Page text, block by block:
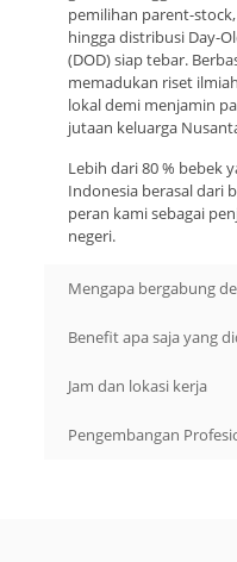
pemilihan parent-
hingga distribusi Day-
(DOD) siap tebar.
memadukan riset
lokal demi menjamin
jutaan keluarga
Lebih dari 80 % bebek
Indonesia berasal dari
peran kami sebagai
negeri.
Mengapa bergabung
Benefit apa saja yang
Jam dan lokasi kerja
Pengembangan